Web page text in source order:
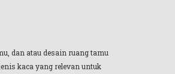
dan atau desain ruang tamu
kaca yang relevan untuk